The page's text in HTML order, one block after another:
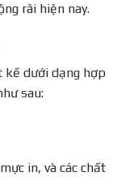
rãi hiện nay.
kế dưới dạng hợp
sau:
in, và các chất